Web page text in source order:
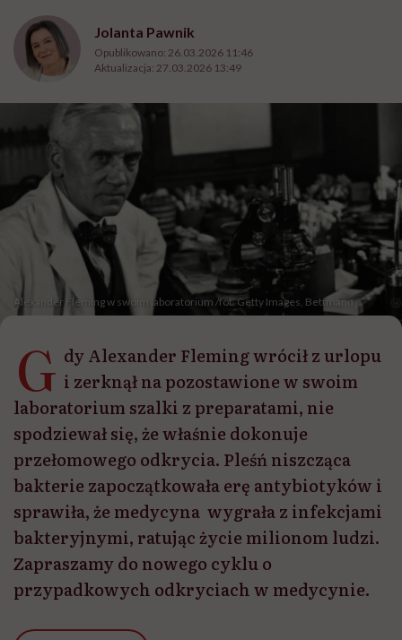
Jolanta Pawnik
Opublikowano: 26.03.2026 11:46
Aktualizacja: 27.03.2026 13:49
Alexander Fleming w swoim laboratorium /fot. Getty Images, Bettmann
G dy Alexander Fleming wrócił z urlopu
i zerknął na pozostawione w swoim
laboratorium szalki z preparatami, nie
spodziewał się, że właśnie dokonuje
przełomowego odkrycia. Pleśń niszcząca
bakterie zapoczątkowała erę antybiotyków i
sprawiła, że medycyna wygrała z infekcjami
bakteryjnymi, ratując życie milionom ludzi.
Zapraszamy do nowego cyklu o
przypadkowych odkryciach w medycynie.